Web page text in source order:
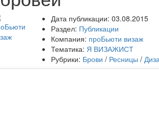
Дата публикации: 03.08.2015
Раздел: Публикации
Компания: проБьюти визаж
Тематика: Я ВИЗАЖИСТ
Рубрики: Брови / Ресницы /